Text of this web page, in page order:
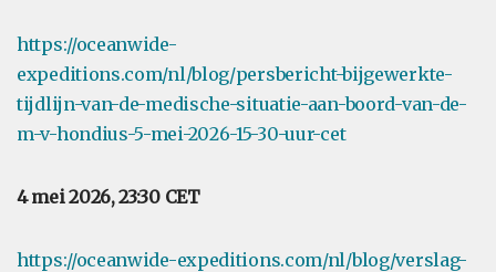
https://oceanwide-
expeditions.com/nl/blog/persbericht-bijgewerkte-
tijdlijn-van-de-medische-situatie-aan-boord-van-de-
m-v-hondius-5-mei-2026-15-30-uur-cet
4 mei 2026, 23:30 CET
https://oceanwide-expeditions.com/nl/blog/verslag-